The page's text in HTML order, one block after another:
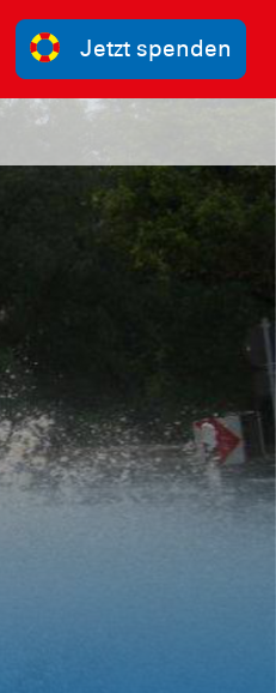
Jetzt spenden